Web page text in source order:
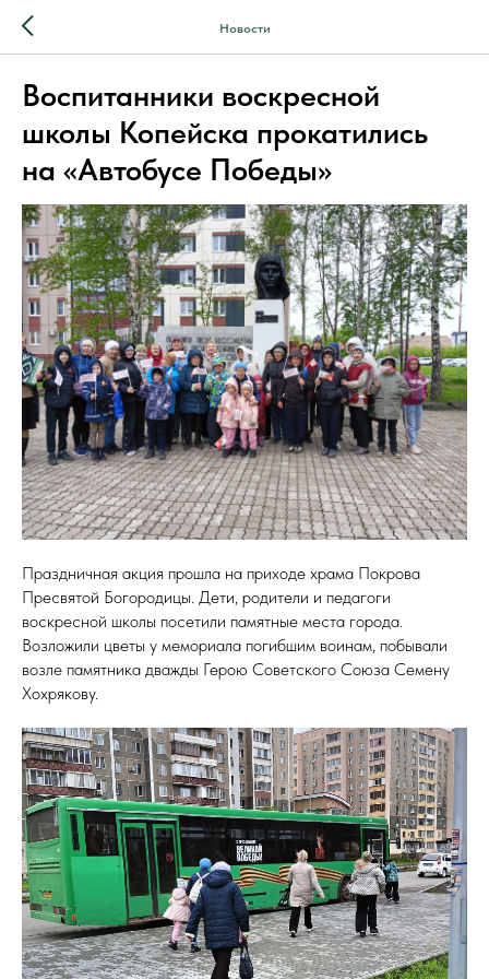
Новости
Воспитанники воскресной
школы Копейска прокатились
на «Автобусе Победы»
Праздничная акция прошла на приходе храма Покрова
Пресвятой Богородицы. Дети, родители и педагоги
воскресной школы посетили памятные места города.
Возложили цветы у мемориала погибшим воинам, побывали
возле памятника дважды Герою Советского Союза Семену
Хохрякову.